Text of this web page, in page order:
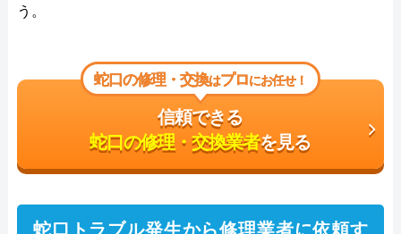
う。
蛇口の修理・交換はプロにお任せ！
信頼できる
蛇口の修理・交換業者を見る
蛇口トラブル発生から修理業者に依頼す